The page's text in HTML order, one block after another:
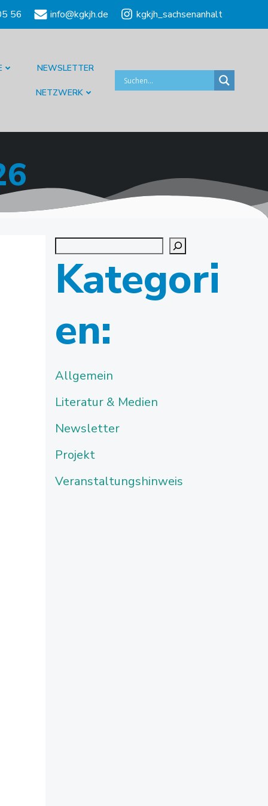
56 info@kgkjh.de kgkjh_sachsenanhalt
NEWSLETTER
NETZWERK
Kategori
en:
Allgemein
Literatur & Medien
Newsletter
Projekt
Veranstaltungshinweis